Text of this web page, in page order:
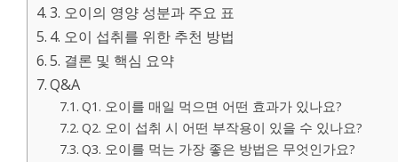
3. 오이의 영양 성분과 주요 표
4. 오이 섭취를 위한 추천 방법
5. 결론 및 핵심 요약
Q&A
Q1. 오이를 매일 먹으면 어떤 효과가 있나요?
Q2. 오이 섭취 시 어떤 부작용이 있을 수 있나요?
Q3. 오이를 먹는 가장 좋은 방법은 무엇인가요?